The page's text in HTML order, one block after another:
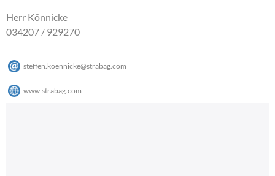
Herr Könnicke
034207 / 929270
steffen.koennicke@strabag.com
www.strabag.com